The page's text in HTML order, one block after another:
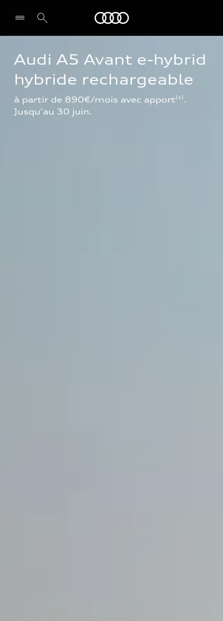
Audi A5 Avant e-hybrid
hybride rechargeable
à partir de 890€/mois avec apport⁽¹⁾.
Jusqu'au 30 juin.